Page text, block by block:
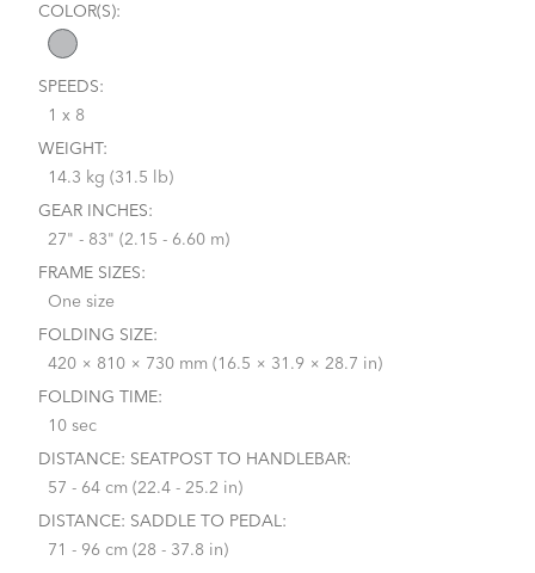
COLOR(S):
SPEEDS:
1 x 8
WEIGHT:
14.3 kg (31.5 lb)
GEAR INCHES:
27" - 83" (2.15 - 6.60 m)
FRAME SIZES:
One size
FOLDING SIZE:
420 × 810 × 730 mm (16.5 × 31.9 × 28.7 in)
FOLDING TIME:
10 sec
DISTANCE: SEATPOST TO HANDLEBAR:
57 - 64 cm (22.4 - 25.2 in)
DISTANCE: SADDLE TO PEDAL:
71 - 96 cm (28 - 37.8 in)